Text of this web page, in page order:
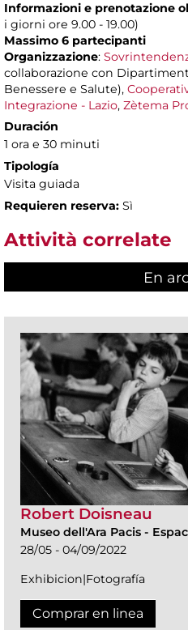
Informazioni e prenotazione
i giorni ore 9.00 - 19.00)
Massimo 6 partecipanti
Organizzazione:
collaborazione con
Benessere e Salute),
Integrazione - Lazio, Zètema
Duración
1 ora e 30 minuti
Tipología
Visita guiada
Requieren reserva: Sì
Attività correlate
En
Robert Doisneau
Museo dell'Ara Pacis -
28/05 - 04/09/2022
Exhibicion|Fotografía
Comprar en linea